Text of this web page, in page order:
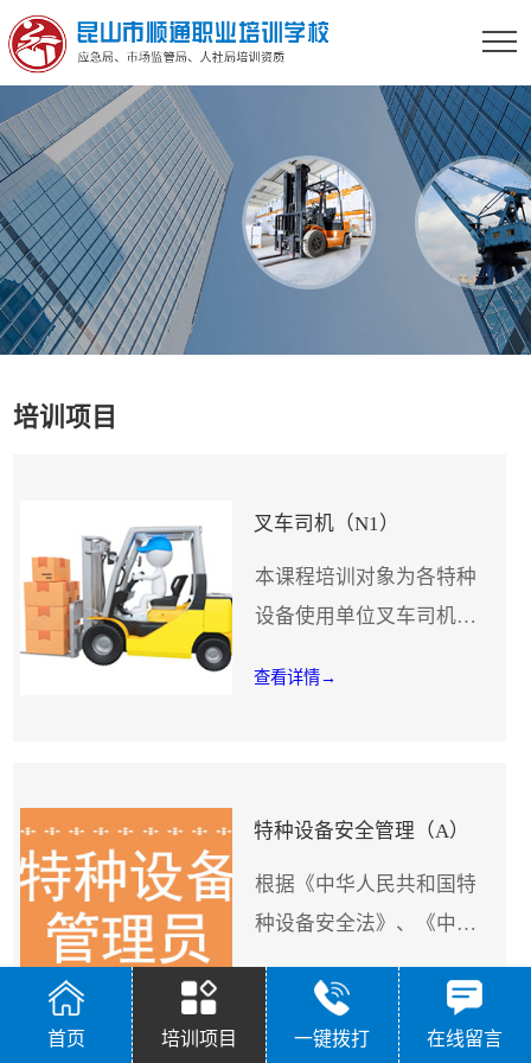
培训项目
叉车司机（N1）
本课程培训对象为各特种
设备使用单位叉车司机。
行，保护驾驶员自己和他
人的人身安全与健康，保
障国家财产免遭损失，防
止和减少伤亡事故。理论
课程让学员了法律法规知
查看详情→
特种设备安全管理（A）
根据《中华人民共和国特
种设备安全法》、《中华
人民共和国安全生产
法》、《特种设备安全监
察条例》、《特种设备作
查看详情→
首页 培训项目 一键拨打 在线留言